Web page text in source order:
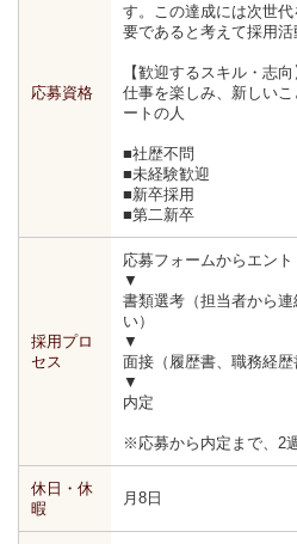
応募資格
す。この達成には次世
要であると考えて採用活
【歓迎するスキル・志向
仕事を楽しみ、新しい
ートの人
■社歴不問
■未経験歓迎
■新卒採用
■第二新卒
採用プロ
セス
応募フォームからエント
▼
書類選考（担当者から
い）
▼
面接（履歴書、職務経歴
▼
内定
※応募から内定まで、2
休日・休
暇
月8日